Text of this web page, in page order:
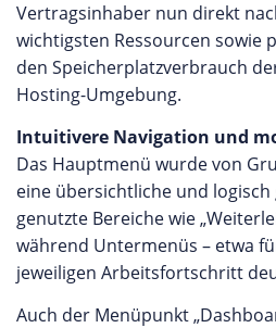
Vertragsinhaber nun direkt
wichtigsten Ressourcen sowie
den Speicherplatzverbrauch
Hosting-Umgebung.
Intuitivere Navigation und
Das Hauptmenü wurde von
eine übersichtliche und
genutzte Bereiche wie
während Untermenüs – etwa
jeweiligen Arbeitsfortschritt
Auch der Menüpunkt